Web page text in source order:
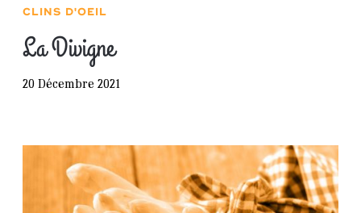
CLINS D'OEIL
La Divigne
20 Décembre 2021